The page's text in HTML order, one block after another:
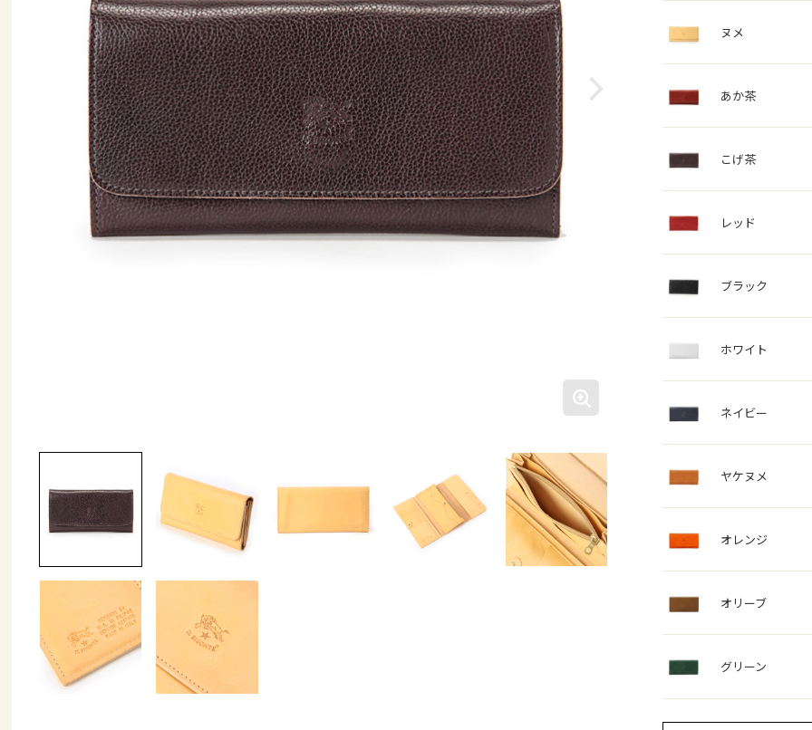
ヌメ
あか茶
こげ茶
レッド
ブラック
ホワイト
ネイビー
ヤケヌメ
オレンジ
オリーブ
グリーン